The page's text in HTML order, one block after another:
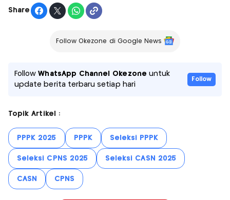
Share
Follow Okezone di Google News
FollowWhatsApp Channel Okezone untuk
update berita terbaru setiap hari
Follow
Topik Artikel :
PPPK 2025 PPPK Seleksi PPPK
Seleksi CPNS 2025 Seleksi CASN 2025
CASN CPNS